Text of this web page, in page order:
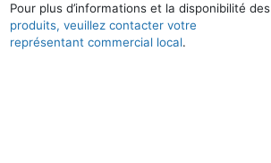
Pour plus d’informations et la disponibilité des
produits, veuillez contacter votre
représentant commercial local.